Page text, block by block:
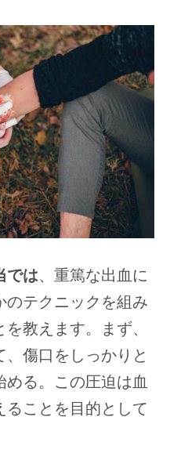
では、重篤な出血に
のテクニックを組み
教えます。まず、
傷口をしっかりと
める。この圧迫は血
ることを目的として